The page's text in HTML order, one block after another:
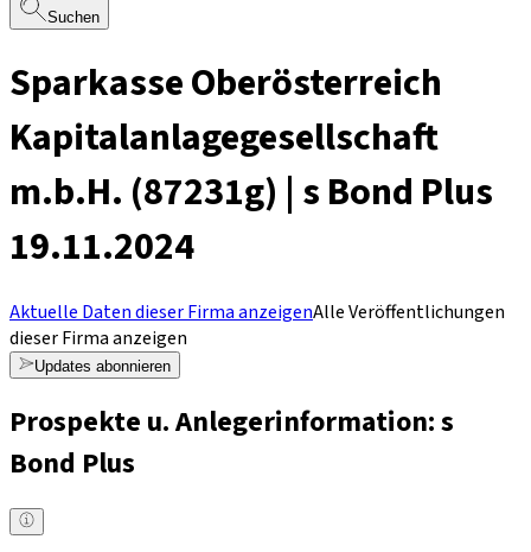
Suchen
Sparkasse Oberösterreich
Kapitalanlagegesellschaft
m.b.H. (87231g) | s Bond Plus
19.11.2024
Aktuelle Daten dieser Firma anzeigenAlle Veröffentlichungen
dieser Firma anzeigen
Updates abonnieren
Prospekte u. Anlegerinformation: s
Bond Plus